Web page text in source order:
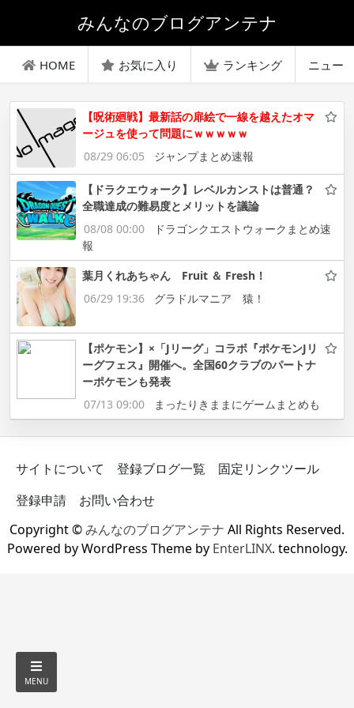
みんなのブログアンテナ
HOME お気に入り ランキング ニュー
【呪術廻戦】最新話の扉絵で一線を越えたオマ
ージュを使って問題にｗｗｗｗｗ
08/29 06:05
ジャンプまとめ速報
【ドラクエウォーク】レベルカンストは普通？
全職達成の難易度とメリットを議論
08/08 00:00
ドラゴンクエストウォークまとめ速
報
葉月くれあちゃん Fruit ＆ Fresh！
06/29 19:36
グラドルマニア 猿！
【ポケモン】×「Jリーグ」コラボ『ポケモンJリ
ーグフェス』開催へ。全国60クラブのパートナ
ーポケモンも発表
07/13 09:00
まったりきままにゲームまとめも
サイトについて 登録ブログ一覧
固定リンクツール
登録申請
お問い合わせ
Copyright ©みんなのブログアンテナ All Rights Reserved.
Powered by WordPress Theme by EnterLINX. technology.
MENU